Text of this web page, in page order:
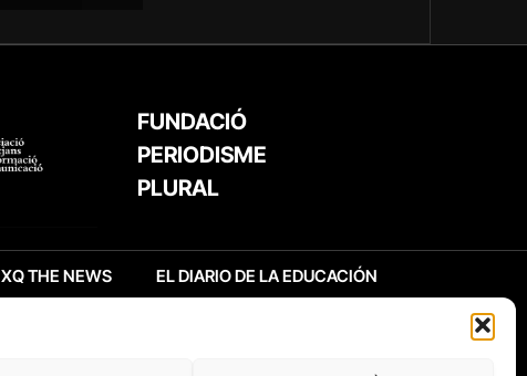
FUNDACIÓ
PERIODISME
PLURAL
XQ THE NEWS EL DIARIO DE LA EDUCACIÓN